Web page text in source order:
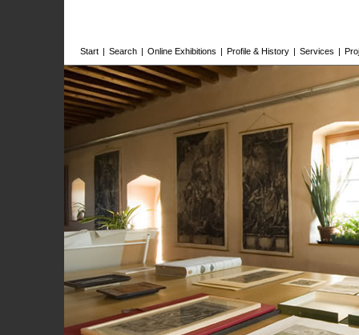
Start | Search | Online Exhibitions | Profile & History | Services |